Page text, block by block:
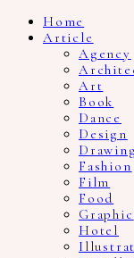
Home
Article
Agency
Art
Book
Dance
Design
Drawing
Fashion
Film
Food
Graphic
Hotel